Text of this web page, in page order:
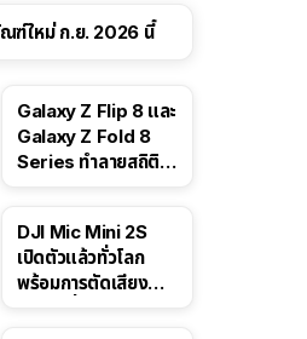
ฑ์ใหม่ ก.ย. 2026 นี้
Galaxy Z Flip 8 และ
Galaxy Z Fold 8
Series ทำลายสถิติ
DJI Mic Mini 2S
เปิดตัวแล้วทั่วโลก
พร้อมการตัดเสียง